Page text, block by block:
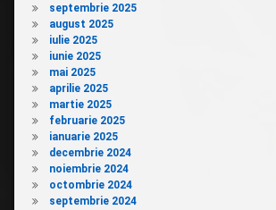
septembrie 2025
august 2025
iulie 2025
iunie 2025
mai 2025
aprilie 2025
martie 2025
februarie 2025
ianuarie 2025
decembrie 2024
noiembrie 2024
octombrie 2024
septembrie 2024